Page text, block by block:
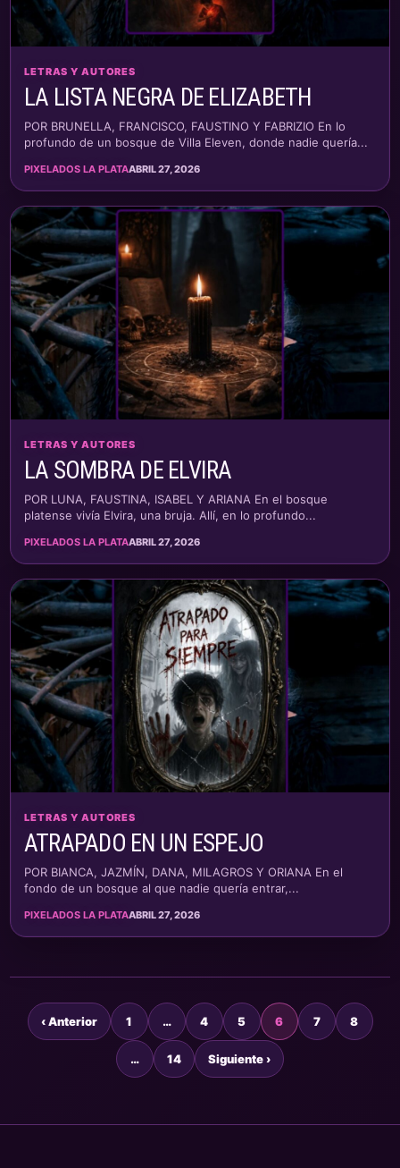
LETRAS Y AUTORES
LA LISTA NEGRA DE ELIZABETH
POR BRUNELLA, FRANCISCO, FAUSTINO Y FABRIZIO En lo
profundo de un bosque de Villa Eleven, donde nadie quería...
PIXELADOS LA PLATAABRIL 27, 2026
LETRAS Y AUTORES
LA SOMBRA DE ELVIRA
POR LUNA, FAUSTINA, ISABEL Y ARIANA En el bosque
platense vivía Elvira, una bruja. Allí, en lo profundo...
PIXELADOS LA PLATAABRIL 27, 2026
LETRAS Y AUTORES
ATRAPADO EN UN ESPEJO
POR BIANCA, JAZMÍN, DANA, MILAGROS Y ORIANA En el
fondo de un bosque al que nadie quería entrar,...
PIXELADOS LA PLATAABRIL 27, 2026
‹ Anterior 1 … 4 5 6 7 8
… 14 Siguiente ›